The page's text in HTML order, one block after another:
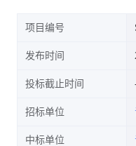
项目编号
发布时间
投标截止时间
招标单位
中标单位